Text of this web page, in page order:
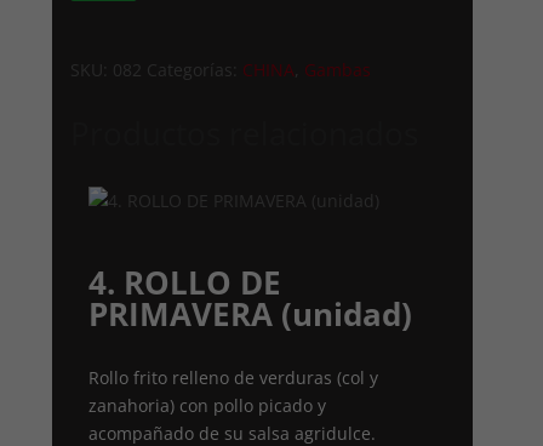
SKU: 082 Categorías: CHINA, Gambas
4. ROLLO DE
PRIMAVERA (unidad)
Rollo frito relleno de verduras (col y
zanahoria) con pollo picado y
acompañado de su salsa agridulce.